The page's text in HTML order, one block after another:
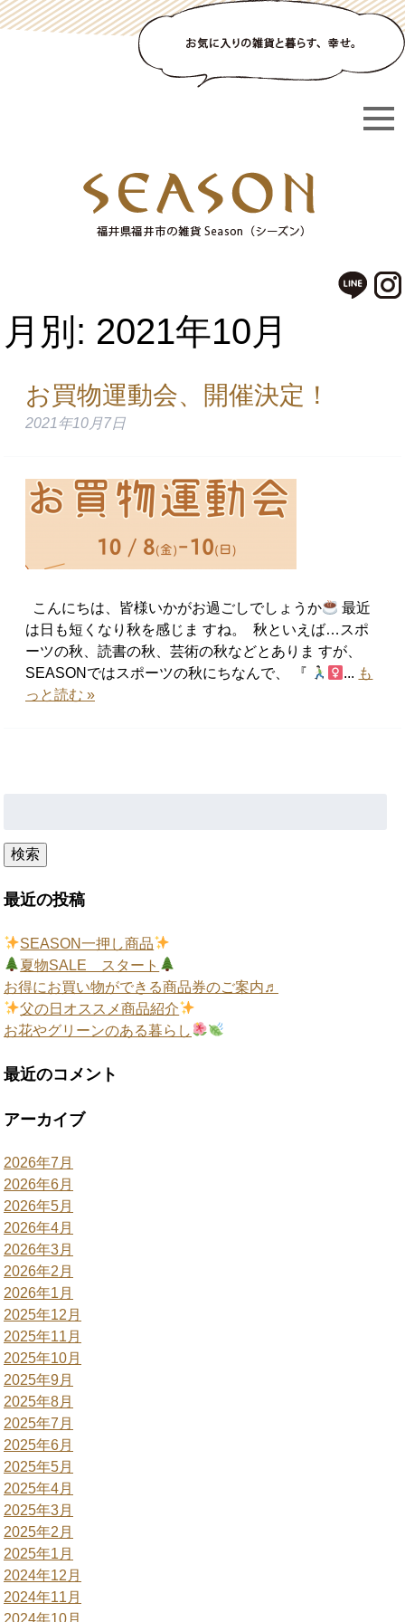
月別: 2021年10月
お買物運動会、開催決定！
2021年10月7日
こんにちは、皆様いかがお過ごしでしょうか
最近
は日も短くなり秋を感じま すね。 ⁡ 秋といえば…スポ
ーツの秋、読書の秋、芸術の秋などとありま すが、
SEASONではスポーツの秋にちなんで、 『
... も
っと読む »
検索
最近の投稿
SEASON一押し商品
夏物SALE スタート
お得にお買い物ができる商品券のご案内♬
父の日オススメ商品紹介
お花やグリーンのある暮らし
最近のコメント
アーカイブ
2026年7月
2026年6月
2026年5月
2026年4月
2026年3月
2026年2月
2026年1月
2025年12月
2025年11月
2025年10月
2025年9月
2025年8月
2025年7月
2025年6月
2025年5月
2025年4月
2025年3月
2025年2月
2025年1月
2024年12月
2024年11月
2024年10月